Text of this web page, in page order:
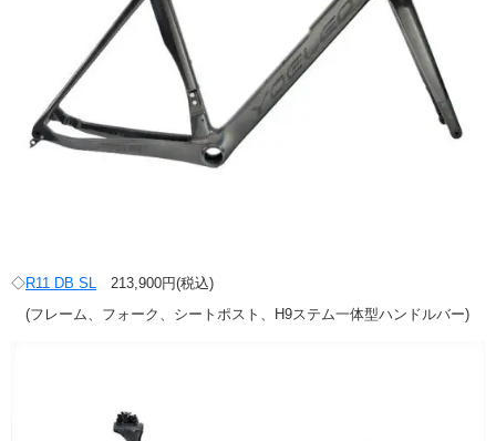
◇R11 DB SL
213,900円(税込)
(フレーム、フォーク、シートポスト、H9ステム一体型ハンドルバー)